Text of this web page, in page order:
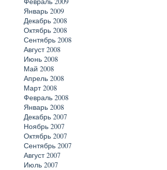
Январь 2009
Декабрь 2008
Октябрь 2008
Сентябрь 2008
Август 2008
Июнь 2008
Май 2008
Апрель 2008
Март 2008
Февраль 2008
Январь 2008
Декабрь 2007
Ноябрь 2007
Октябрь 2007
Сентябрь 2007
Август 2007
Июль 2007